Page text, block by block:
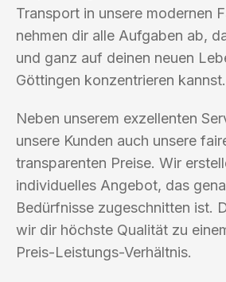
Transport in unsere modernen
nehmen dir alle Aufgaben ab,
und ganz auf deinen neuen
Göttingen konzentrieren kannst.
Neben unserem exzellenten
unsere Kunden auch unsere
transparenten Preise. Wir
individuelles Angebot, das
Bedürfnisse zugeschnitten ist.
wir dir höchste Qualität zu
Preis-Leistungs-Verhältnis.